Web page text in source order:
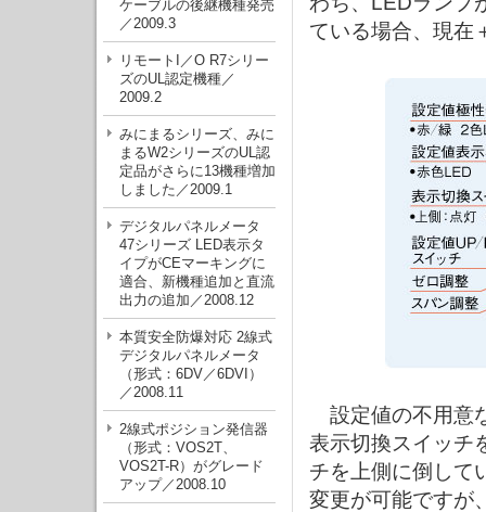
ケーブルの後継機種発売
／2009.3
リモートI／O R7シリー
ズのUL認定機種／
2009.2
みにまるシリーズ、みに
まるW2シリーズのUL認
定品がさらに13機種増加
しました／2009.1
デジタルパネルメータ
47シリーズ LED表示タ
イプがCEマーキングに
適合、新機種追加と直流
出力の追加／2008.12
本質安全防爆対応 2線式
デジタルパネルメータ
（形式：6DV／6DVI）
／2008.11
2線式ポジション発信器
（形式：VOS2T、
VOS2T-R）がグレード
アップ／2008.10
ている場合、現在
設定値の不用意
表示切換スイッチ
チを上側に倒して
変更が可能ですが